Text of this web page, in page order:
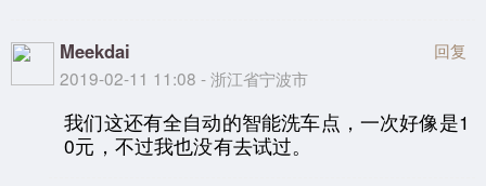
Meekdai
2019-02-11 11:08 - 浙江省宁波市
回复
我们这还有全自动的智能洗车点，一次好像是1
0元，不过我也没有去试过。